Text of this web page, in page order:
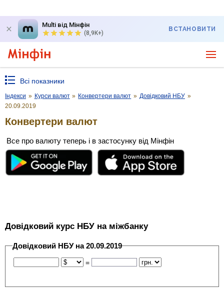
Multi від Мінфін
(8,9K+)
ВСТАНОВИТИ
Всі показники
Індекси » Курси валют » Конвертери валют » Довідковий НБУ »
20.09.2019
Конвертери валют
Все про валюту теперь і в застосунку від Мінфін
Довідковий курс НБУ на міжбанку
Довідковий НБУ на 20.09.2019
=